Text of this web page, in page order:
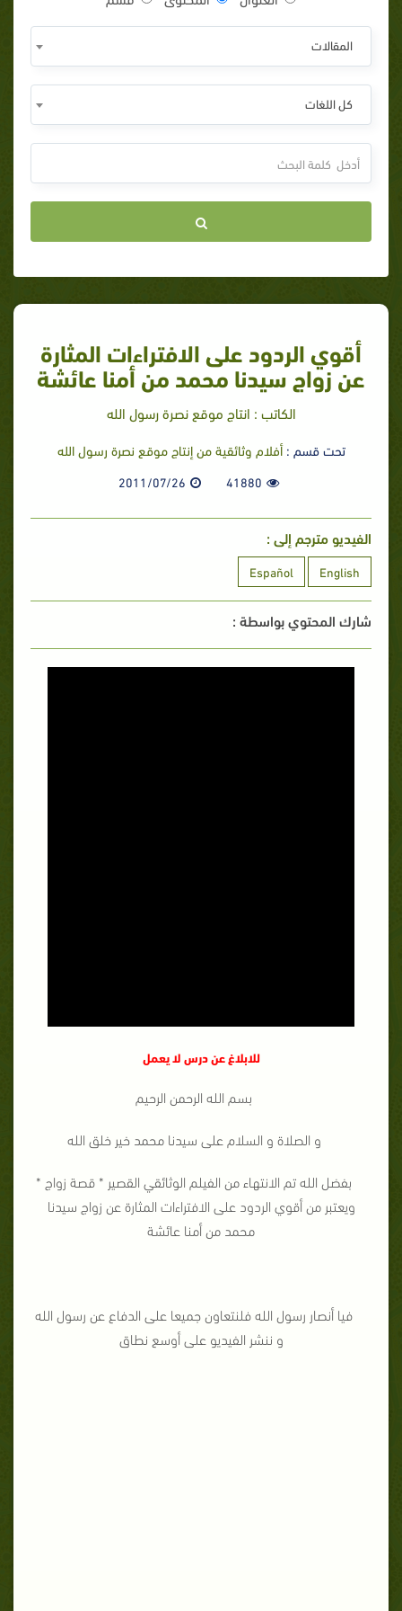
المقالات
كل اللغات
أقوي الردود على الافتراءات المثارة
عن زواج سيدنا محمد من أمنا عائشة
الكاتب : انتاج موقع نصرة رسول الله
تحت قسم :أفلام وثائقية من إنتاج موقع نصرة رسول الله
41880
2011/07/26
الفيديو مترجم إلى :
English
Español
شارك المحتوي بواسطة :
للابلاغ عن درس لا يعمل
بسم الله الرحمن الرحيم
و الصلاة و السلام على سيدنا محمد خير خلق الله
بفضل الله تم الانتهاء من الفيلم الوثائقي القصير * قصة زواج *
ويعتبر من أقوي الردود على الافتراءات المثارة عن زواج سيدنا
محمد من أمنا عائشة
فيا أنصار رسول الله فلنتعاون جميعا على الدفاع عن رسول الله
و ننشر الفيديو على أوسع نطاق